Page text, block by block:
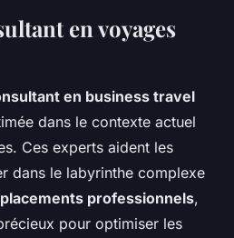
en voyages
en business travel
dans le contexte actuel
Ces experts aident les
dans le labyrinthe complexe
professionnels,
pour optimiser les